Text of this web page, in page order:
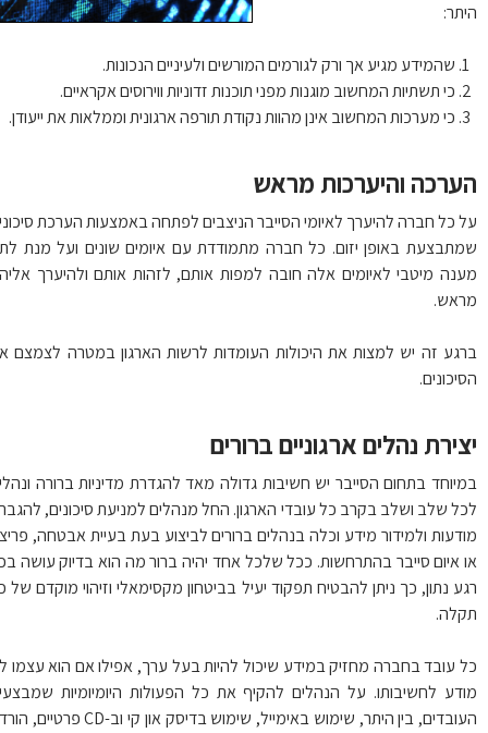
שהמידע מגיע אך ורק לגורמים המורשים ולעיניים הנכונות.
כי תשתיות המחשוב מוגנות מפני תוכנות זדוניות ווירוסים אקראיים.
כי מערכות המחשוב אינן מהוות נקודת תורפה ארגונית וממלאות את ייעודן.
והיערכות מראש
כל חברה להיערך לאיומי הסייבר הניצבים לפתחה באמצעות הערכת סיכונים
באופן יזום. כל חברה מתמודדת עם איומים שונים ועל מנת לתת
מיטבי לאיומים אלה חובה למפות אותם, לזהות אותם ולהיערך אליהם
זה יש למצות את היכולות העומדות לרשות הארגון במטרה לצמצם את
נהלים ארגוניים ברורים
בתחום הסייבר יש חשיבות גדולה מאד להגדרת מדיניות ברורה ונהלים
שלב ושלב בקרב כל עובדי הארגון. החל מנהלים למניעת סיכונים, להגברת
ולמידור מידע וכלה בנהלים ברורים לביצוע בעת בעיית אבטחה, פריצה
איום סייבר בהתרחשות. ככל שלכל אחד יהיה ברור מה הוא בדיוק עושה בכל
נתון, כך ניתן להבטיח תפקוד יעיל בביטחון מקסימאלי וזיהוי מוקדם של כל
עובד בחברה מחזיק במידע שיכול להיות בעל ערך, אפילו אם הוא עצמו לא
לחשיבותו. על הנהלים להקיף את כל הפעולות היומיומיות שמבצעים
העובדים, בין היתר, שימוש באימייל, שימוש בדיסק און קי וב-CD פרטיים, הורדת